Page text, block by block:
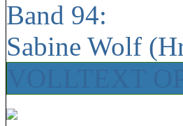
Band 94:
Sabine Wolf